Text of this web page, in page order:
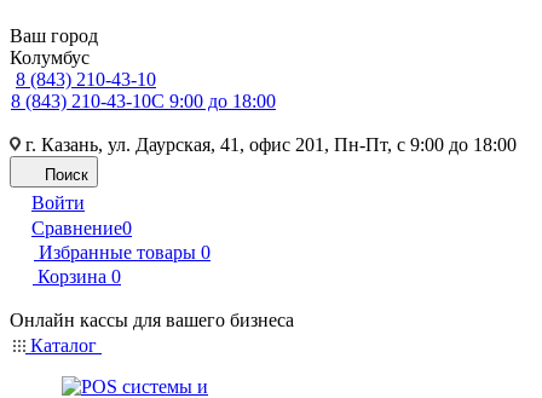
Ваш город
Колумбус
8 (843) 210-43-10
8 (843) 210-43-10С 9:00 до 18:00
г. Казань, ул. Даурская, 41, офис 201, Пн-Пт, с 9:00 до 18:00
Поиск
Войти
Сравнение0
Избранные товары 0
Корзина 0
Онлайн кассы для вашего бизнеса
Каталог